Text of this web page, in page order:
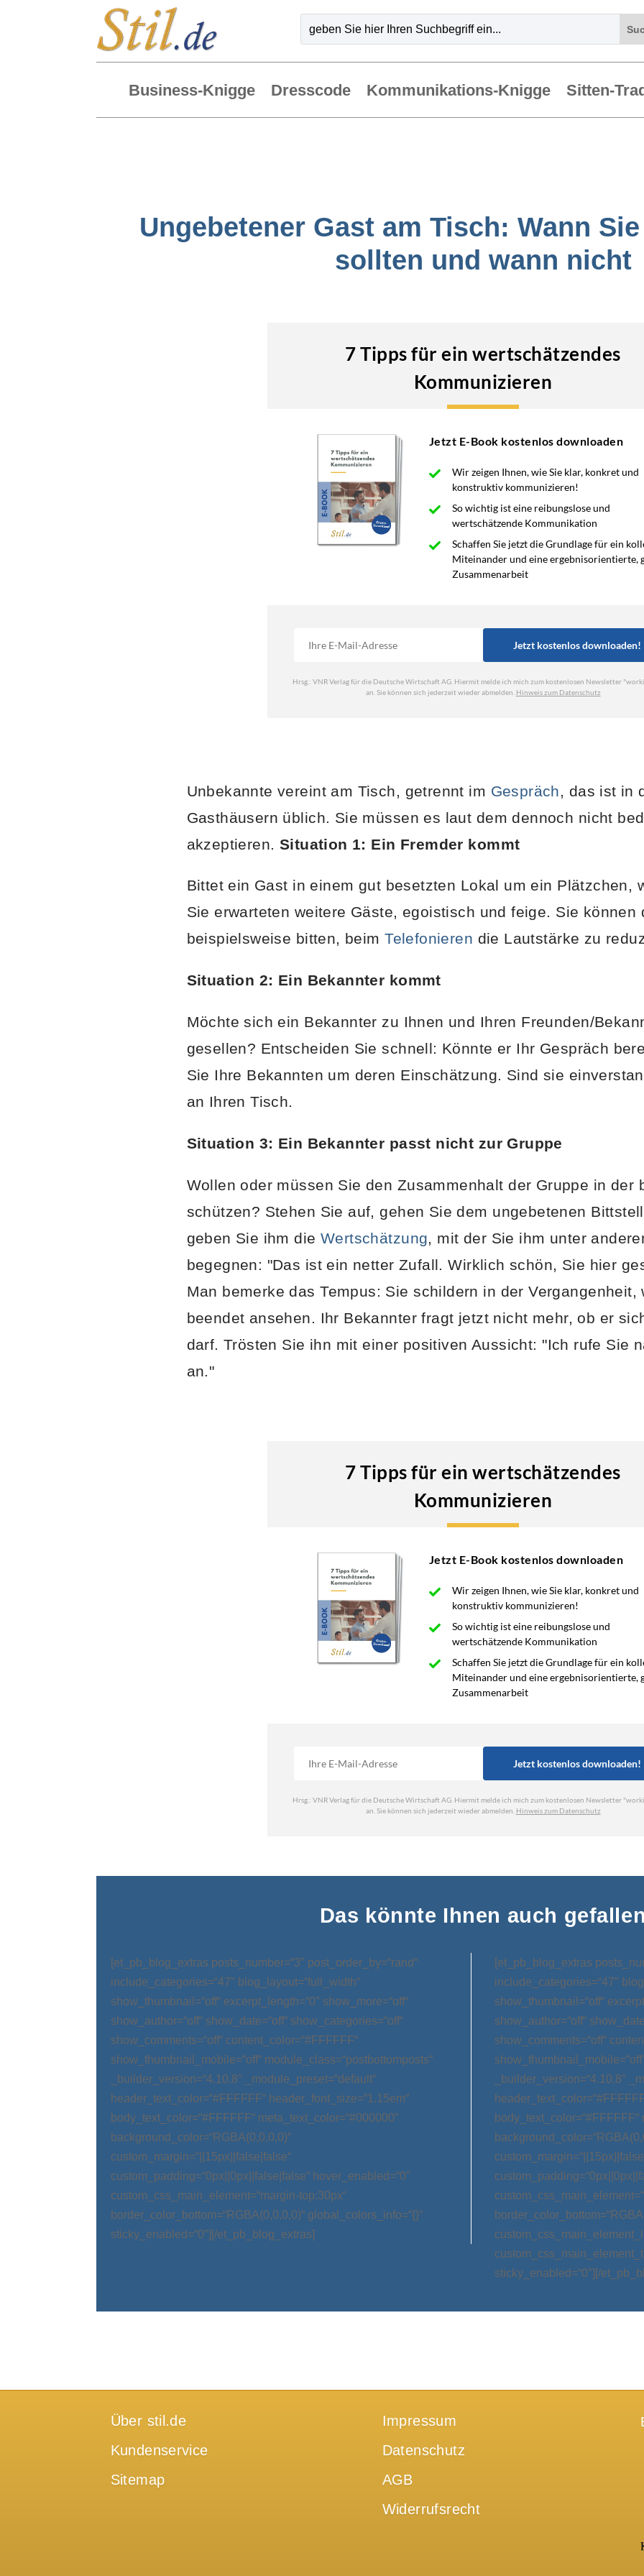
Business-Knigge Dresscode Kommunikations-Knigge Sitten-
Ungebetener Gast am Tisch: Wann
sollten und wann nicht
Unbekannte vereint am Tisch, getrennt im Gespräch, das ist in
Gasthäusern üblich. Sie müssen es laut dem dennoch nicht
akzeptieren. Situation 1: Ein Fremder kommt
Bittet ein Gast in einem gut besetzten Lokal um ein Plätzchen,
Sie erwarteten weitere Gäste, egoistisch und feige. Sie können
beispielsweise bitten, beimTelefonieren die Lautstärke zu
Situation 2: Ein Bekannter kommt
Möchte sich ein Bekannter zu Ihnen und Ihren Freunden/
gesellen? Entscheiden Sie schnell: Könnte er Ihr Gespräch
Sie Ihre Bekannten um deren Einschätzung. Sind sie
an Ihren Tisch.
Situation 3: Ein Bekannter passt nicht zur Gruppe
Wollen oder müssen Sie den Zusammenhalt der Gruppe in der
schützen? Stehen Sie auf, gehen Sie dem ungebetenen
geben Sie ihm die Wertschätzung, mit der Sie ihm unter
begegnen: "Das ist ein netter Zufall. Wirklich schön, Sie hier
Man bemerke das Tempus: Sie schildern in der Vergangenheit,
beendet ansehen. Ihr Bekannter fragt jetzt nicht mehr, ob er
darf. Trösten Sie ihn mit einer positiven Aussicht: "Ich rufe Sie
an."
Das könnte Ihnen auch
[et_pb_blog_extras posts_number=“3″ post_order_by=“rand“
include_categories=“47″ blog_layout=“full_width“
show_thumbnail=“off“ excerpt_length=“0″ show_more=“off“
show_author=“off“ show_date=“off“ show_categories=“off“
show_comments=“off“ content_color=“#FFFFFF“
show_thumbnail_mobile=“off“ module_class=“postbottomposts“
_builder_version=“4.10.8″ _module_preset=“default“
header_text_color=“#FFFFFF“ header_font_size=“1.15em“
body_text_color=“#FFFFFF“ meta_text_color=“#000000″
background_color=“RGBA(0,0,0,0)“
custom_margin=“||15px||false|false“
custom_padding=“0px||0px||false|false“ hover_enabled=“0″
custom_css_main_element=“margin-top:30px“
border_color_bottom=“RGBA(0,0,0,0)“ global_colors_info=“{}“
sticky_enabled=“0″][/et_pb_blog_extras]
[et_pb_blog_extras
include_categories=“47″
show_thumbnail=“off“
show_author=“off“
show_comments=“off“
_builder_version=“4.10.8″
sticky_enabled=“0″][/
Über stil.de
Kundenservice
Sitemap
Impressum
Datenschutz
AGB
Widerrufsrecht